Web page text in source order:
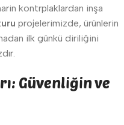
kontrplaklardan inşa
projelerimizde, ürünlerin
ilk günkü diriliğini
Güvenliğin ve